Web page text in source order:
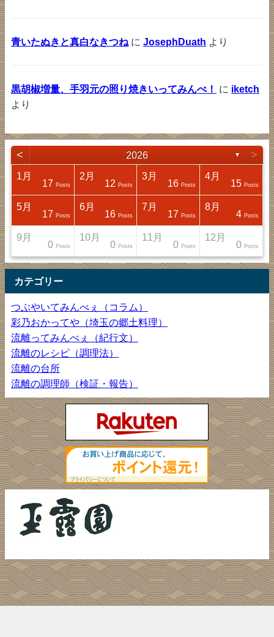
青いたぬきと真白なきつね に JosephDuath より
黒胡椒増量、手羽元の照り焼きいってみんべ！ に iketch
より
< 2026 ▼ >
1月
17 Posts
2月
12 Posts
3月
16 Posts
4月
15 Posts
5月
17 Posts
6月
16 Posts
7月
17 Posts
8月
4 Posts
9月
0 Posts
10月
0 Posts
11月
0 Posts
12月
0 Posts
カテゴリー
つぶやいてみんべぇ（コラム）
彩乃おかってや（埼玉の郷土料理）
流離ってみんべぇ（紀行文）
流離のレシピ（調理法）
流離の台所
流離の調理師（検証・報告）